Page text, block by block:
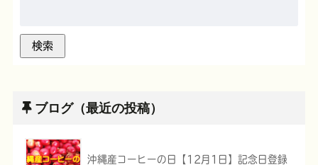
ブログ（最近の投稿）
沖縄産コーヒーの日【12月1日】記念日登録